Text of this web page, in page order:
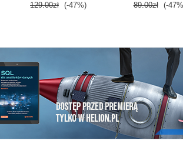
129.00zł (-47%) 89.00zł (-